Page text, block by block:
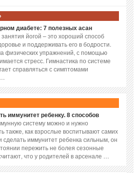
диабете: 7 полезных асан
йогой – это хороший способ
и поддерживать его в бодрости.
физических упражнений, с помощью
стресс. Гимнастика по системе
справляться с симптомами
иммунитет ребенку. 8 способов
систему можно и нужно
также, как взрослые воспитывают самих
сделать иммунитет ребенка сильным, он
пережить не болея сезонные
что у родителей в арсенале …